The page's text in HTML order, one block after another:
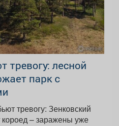
тревогу: лесной
парк с
тревогу: Зенковский
– заражены уже